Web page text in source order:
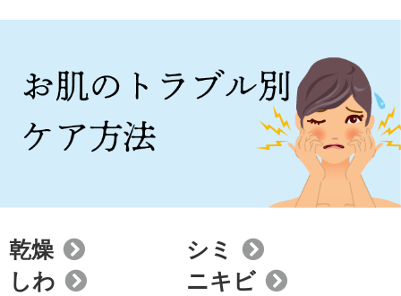
乾燥
シミ
しわ
ニキビ